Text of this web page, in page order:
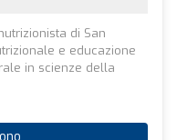
di San
e educazione
in scienze della